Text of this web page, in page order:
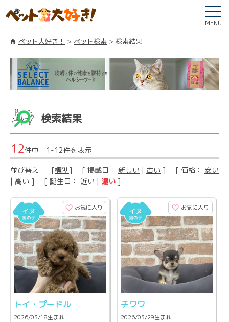
MENU
ペット大好き！ ペット検索 検索結果
検索結果
12件中 1-12件を表示
並び替え [標準] [ 掲載日： 新しい | 古い ] [ 価格： 安い
| 高い ] [ 誕生日： 近い | 遠い ]
お気に入り
トイ・プードル
2026/03/18生まれ
お気に入り
チワワ
2026/03/29生まれ